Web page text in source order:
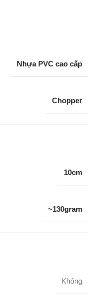
Nhựa PVC cao cấp
Chopper
10cm
~130gram
Không